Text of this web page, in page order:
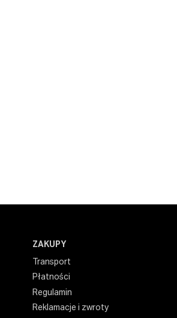
ZAKUPY
Transport
Płatności
Regulamin
Reklamacje i zwroty